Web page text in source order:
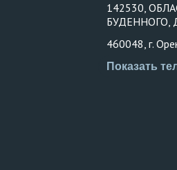
142530,
БУДЕННОГО,
460048, г.
Показать